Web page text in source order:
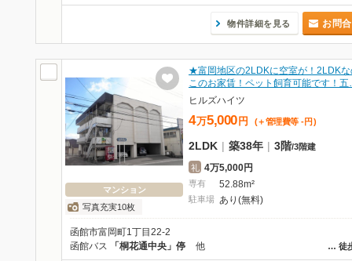
物件詳細を見る お問
マンション
写真充実10枚
★富岡地区の2LDKに空室が！2LDKな
このお家賃！ペット飼育可能です！
ヒルズハイツ
4万5,000 円 (＋管理費等 - 円 )
2LDK | 築38年 | 3階/3階建
礼 4万5,000円
専有 52.88m²
駐車場 あり(無料)
函館市富岡町1丁目22-2
… 徒
函館バス 「桐花通中央」停 他